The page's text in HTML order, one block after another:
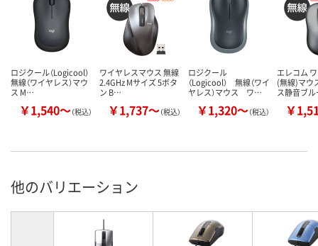
ロジクール（Logicool）
無線（ワイヤレス）マウ
ス M…
￥1,540～（税込）
ワイヤレスマウス 無線
2.4GHz Mサイズ 5ボタ
ン B…
￥1,737～（税込）
ロジクール
（Logicool） 無線（ワイ
ヤレス）マウス ワ…
￥1,320～（税込）
エレコム
(無線)マウ
ス静音ブ
￥
他のバリエーション